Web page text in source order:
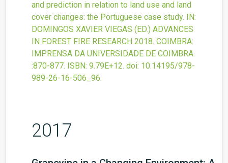
and prediction in relation to land use and land
cover changes: the Portuguese case study.
IN:
DOMINGOS XAVIER VIEGAS (ED.) ADVANCES
IN FOREST FIRE RESEARCH 2018. COIMBRA:
IMPRENSA DA UNIVERSIDADE DE COIMBRA.
:870-877. ISBN: 9.79E+12. doi: 10.14195/978-
989-26-16-506_96.
2017